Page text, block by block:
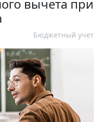
вычета при
Бюджетный учет